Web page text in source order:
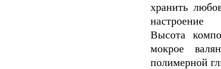
хранить
настроение
Высота
мокрое
полимерной